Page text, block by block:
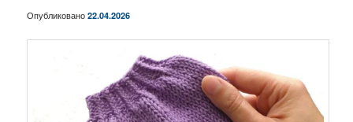
Опубликовано22.04.2026